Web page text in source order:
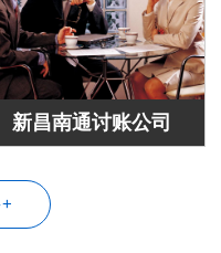
新昌南通讨账公司